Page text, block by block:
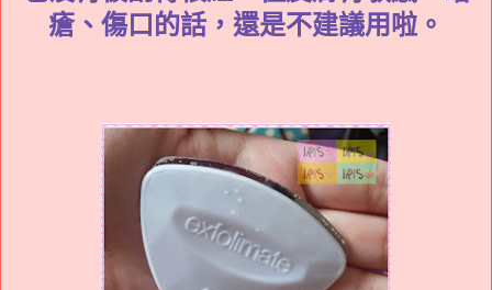
瘡、傷口的話，還是不建議用啦。